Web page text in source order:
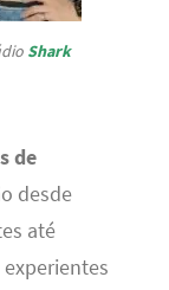
Shark
de
desde
até